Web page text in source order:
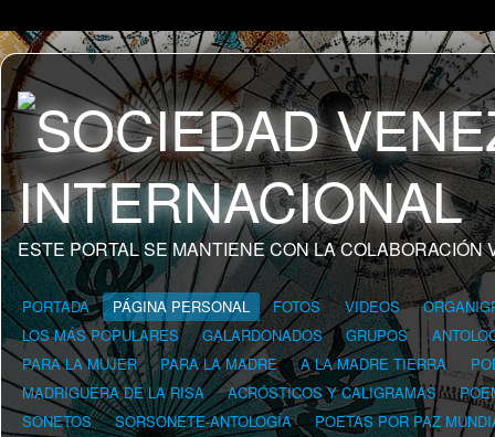
ESTE PORTAL SE MANTIENE CON LA COLABORACIÓN
PORTADA PÁGINA PERSONAL FOTOS VIDEOS
LOS MÁS POPULARES
GALARDONADOS GRUPOS
PARA LA MUJER
PARA LA MADRE A LA MADRE TIERRA
MADRIGUERA DE LA RISA
ACRÓSTICOS Y CALIGRAMAS
SONETOS
SORSONETE-ANTOLOGÍA
POETAS POR PAZ